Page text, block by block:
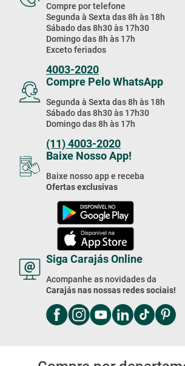
Compre por telefone
Segunda à Sexta das 8h às 18h
Sábado das 8h30 às 17h30
Domingo das 8h às 17h
Exceto feriados
4003-2020
Compre Pelo WhatsApp
Segunda à Sexta das 8h às 18h
Sábado das 8h30 às 17h30
Domingo das 8h às 17h
(11) 4003-2020
Baixe Nosso App!
Baixe nosso app e receba
Ofertas exclusivas
Siga Carajás Online
Acompanhe as novidades da
Carajás nas nossas redes sociais!